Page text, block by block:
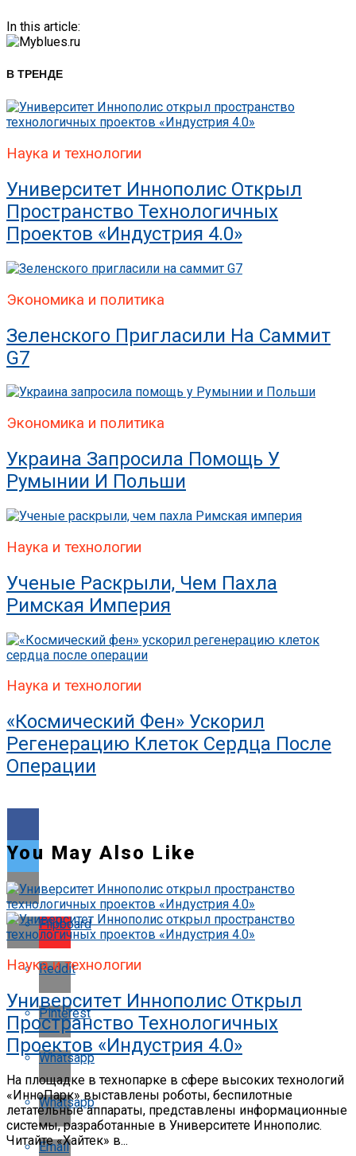
In this article:
В ТРЕНДЕ
Наука и технологии
Университет Иннополис Открыл
Пространство Технологичных
Проектов «Индустрия 4.0»
Экономика и политика
Зеленского Пригласили На Саммит
G7
Экономика и политика
Украина Запросила Помощь У
Румынии И Польши
Наука и технологии
Ученые Раскрыли, Чем Пахла
Римская Империя
Наука и технологии
«Космический Фен» Ускорил
Регенерацию Клеток Сердца После
Операции
Flipboard
Reddit
Pinterest
Whatsapp
Whatsapp
Email
You May Also Like
Наука и технологии
Университет Иннополис Открыл
Пространство Технологичных
Проектов «Индустрия 4.0»
На площадке в технопарке в сфере высоких технологий
«ИнноПарк» выставлены роботы, беспилотные
летательные аппараты, представлены информационные
системы, разработанные в Университете Иннополис.
Читайте «Хайтек» в...